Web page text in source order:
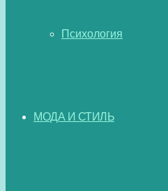
Психология
МОДА И СТИЛЬ